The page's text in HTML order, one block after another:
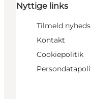
Nyttige links
Tilmeld
Kontakt
Cookiepolitik